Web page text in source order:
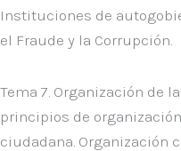
Instituciones de
el Fraude y la Corrupción.
Tema 7. Organización de
principios de
ciudadana. Organización